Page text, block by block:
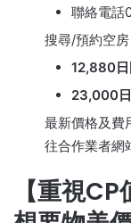
聯絡電話
搜尋/預約空房
12,880日
23,000
最新價格及費
往合作業者網
【重視CP